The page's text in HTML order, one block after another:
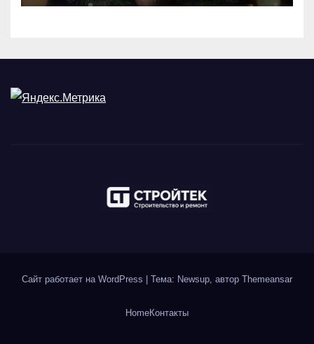
Сайт работает на WordPress Тема: Newsup, автор Themeansar
HomeКонтакты